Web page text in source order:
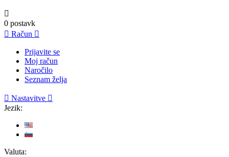

0 postavk
 Račun 
Prijavite se
Moj račun
Naročilo
Seznam želja
 Nastavitve 
Jezik:
Valuta: